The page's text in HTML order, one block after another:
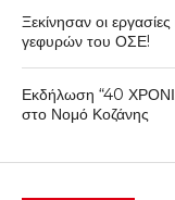
Ξεκίνησαν οι
γεφυρών του ΟΣΕ!
Εκδήλωση “40
στο Νομό Κοζάνης